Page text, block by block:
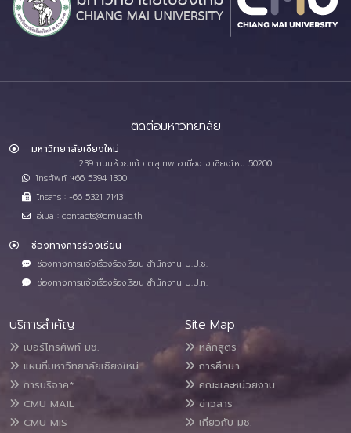
ติดต่อมหาวิทยาลัย
มหาวิทยาลัยเชียงใหม่
239 ถนนห้วยแก้ว ต.สุเทพ อ.เมือง จ.เชียงใหม่ 50200
โทรศัพท์ :+66 5394 1300
โทรสาร : +66 5321 7143
อีเมล : contacts@cmu.ac.th
ช่องทางการร้องเรียน
ช่องทางการแจ้งเรื่องร้องเรียน สำนักงาน ป.ป.ช.
ช่องทางการแจ้งเรื่องร้องเรียน สำนักงาน ป.ป.ท.
บริการสำคัญ
เบอร์โทรศัพท์ มช.
แผนที่มหาวิทยาลัยเชียงใหม่
การบริจาค*
CMU MAIL
CMU MIS
Site Map
หลักสูตร
การศึกษา
คณะและหน่วยงาน
ข่าวสาร
เกี่ยวกับ มช.